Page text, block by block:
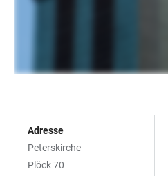
Adresse
Peterskirche
Plöck 70